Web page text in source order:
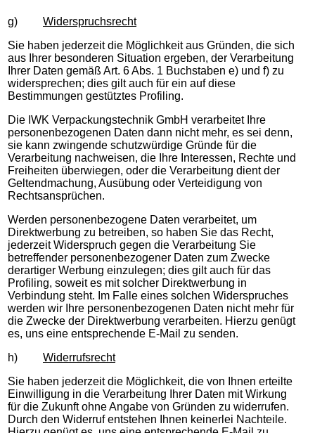
g) Widerspruchsrecht
Sie haben jederzeit die Möglichkeit aus Gründen, die sich
aus Ihrer besonderen Situation ergeben, der Verarbeitung
Ihrer Daten gemäß Art. 6 Abs. 1 Buchstaben e) und f) zu
widersprechen; dies gilt auch für ein auf diese
Bestimmungen gestütztes Profiling.
Die IWK Verpackungstechnik GmbH verarbeitet Ihre
personenbezogenen Daten dann nicht mehr, es sei denn,
sie kann zwingende schutzwürdige Gründe für die
Verarbeitung nachweisen, die Ihre Interessen, Rechte und
Freiheiten überwiegen, oder die Verarbeitung dient der
Geltendmachung, Ausübung oder Verteidigung von
Rechtsansprüchen.
Werden personenbezogene Daten verarbeitet, um
Direktwerbung zu betreiben, so haben Sie das Recht,
jederzeit Widerspruch gegen die Verarbeitung Sie
betreffender personenbezogener Daten zum Zwecke
derartiger Werbung einzulegen; dies gilt auch für das
Profiling, soweit es mit solcher Direktwerbung in
Verbindung steht. Im Falle eines solchen Widerspruches
werden wir Ihre personenbezogenen Daten nicht mehr für
die Zwecke der Direktwerbung verarbeiten. Hierzu genügt
es, uns eine entsprechende E-Mail zu senden.
h) Widerrufsrecht
Sie haben jederzeit die Möglichkeit, die von Ihnen erteilte
Einwilligung in die Verarbeitung Ihrer Daten mit Wirkung
für die Zukunft ohne Angabe von Gründen zu widerrufen.
Durch den Widerruf entstehen Ihnen keinerlei Nachteile.